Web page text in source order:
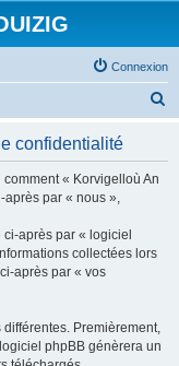
Connexion
confidentialité
« Korvigelloù An
après par « nous »,
après par « logiciel
collectées lors
après par « vos
Premièrement,
phpBB génèrera un